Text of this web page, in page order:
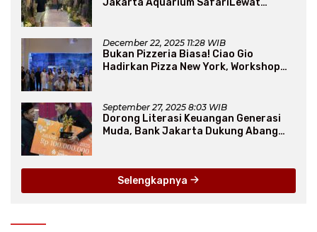
December 22, 2025 11:28 WIB
Bukan Pizzeria Biasa! Ciao Gio
Hadirkan Pizza New York, Workshop
September 27, 2025 8:03 WIB
Dorong Literasi Keuangan Generasi
Muda, Bank Jakarta Dukung Abang
Selengkapnya